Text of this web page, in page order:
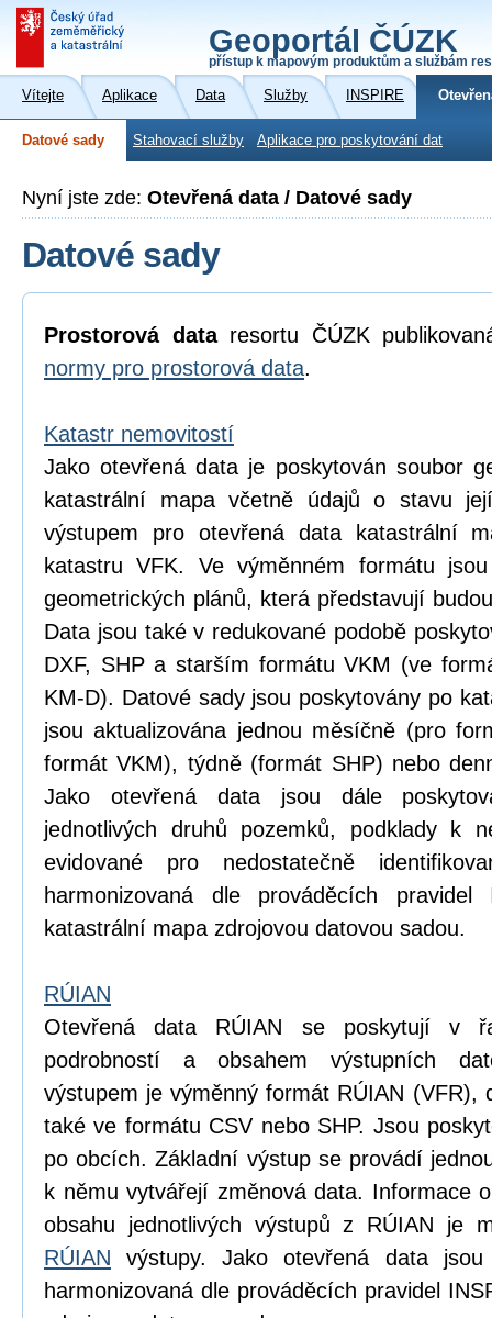
Geoportál ČÚZK
přístup k mapovým produktům a službám
Vítejte Aplikace Data Služby INSPIRE
Datové sady Stahovací služby Aplikace pro poskytování dat
Nyní jste zde: Otevřená data / Datové sady
Datové sady
Prostorová data resortu ČÚZK
normy pro prostorová data.
Katastr nemovitostí
Jako otevřená data je poskytován soubor
katastrální mapa včetně údajů o stavu
výstupem pro otevřená data katastrální
katastru VFK. Ve výměnném formátu
geometrických plánů, která představují
Data jsou také v redukované podobě
DXF, SHP a starším formátu VKM (ve
KM-D). Datové sady jsou poskytovány po
jsou aktualizována jednou měsíčně (pro
formát VKM), týdně (formát SHP) nebo
Jako otevřená data jsou dále
jednotlivých druhů pozemků, podklady k
evidované pro nedostatečně
harmonizovaná dle prováděcích
katastrální mapa zdrojovou datovou sadou.
RÚIAN
Otevřená data RÚIAN se poskytují v
podrobností a obsahem výstupních
výstupem je výměnný formát RÚIAN (VFR),
také ve formátu CSV nebo SHP. Jsou
po obcích. Základní výstup se provádí
k němu vytvářejí změnová data. Informace
obsahu jednotlivých výstupů z RÚIAN je
RÚIAN výstupy. Jako otevřená data
harmonizovaná dle prováděcích pravidel